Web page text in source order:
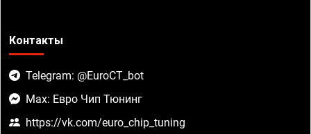
Контакты
Telegram: @EuroCT_bot
Max: Евро Чип Тюнинг
https://vk.com/euro_chip_tuning